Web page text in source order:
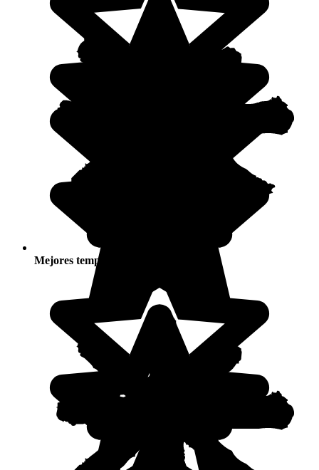
Mejores temporadas